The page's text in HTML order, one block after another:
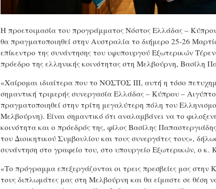
Η προετοιμασία του προγράμματος Νόστος Ελλάδας –
θα πραγματοποιηθεί στην Αυστραλία το διήμερο 25-26
επίκεντρο της συνάντησης του υφυπουργού Εξωτερικών
πρόεδρο της ελληνικής κοινότητας στη Μελβούρνη, Βασίλη
«Χαίρομαι ιδιαίτερα που το ΝΟΣΤΟΣ ΙΙΙ, αυτή η τόσο
σημαντική τριμερής συνεργασία Ελλάδας – Κύπρου –
πραγματοποιηθεί στην τρίτη μεγαλύτερη πόλη του
Μελβούρνη). Είναι σημαντικό ότι αναλαμβάνει να το
κοινότητα και ο πρόεδρός της, φίλος Βασίλης
του Διοικητικού Συμβουλίου και τους συνεργάτες τους»,
συνάντηση στο γραφείο του, στο υπουργείο Εξωτερικών, ο κ.
«Το πρόγραμμα επεξεργάζονται οι τρεις πρεσβείες μας στην
τους διπλωμάτες μας στη Μελβούρνη και θα είμαστε σε θέση